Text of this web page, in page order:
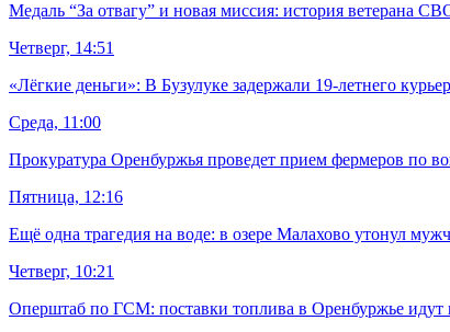
Медаль “За отвагу” и новая миссия: история ветерана
Четверг, 14:51
«Лёгкие деньги»: В Бузулуке задержали 19-летнего
Среда, 11:00
Прокуратура Оренбуржья проведет прием фермеров по
Пятница, 12:16
Ещё одна трагедия на воде: в озере Малахово утонул
Четверг, 10:21
Оперштаб по ГСМ: поставки топлива в Оренбуржье идут